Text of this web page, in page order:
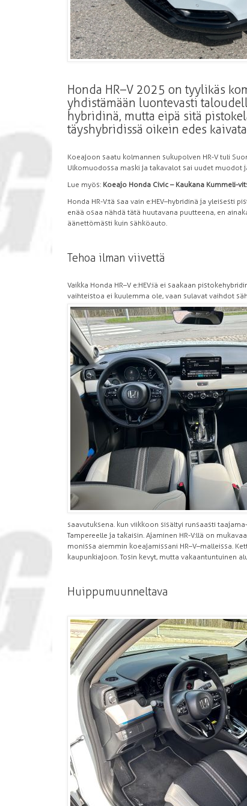
Honda HR–V 2025 on tyylikäs
yhdistämään luontevasti
hybridinä, mutta eipä sitä
täyshybridissä oikein edes
Koeajoon saatu kolmannen sukupolven HR-V tuli
Ulkomuodossa maski ja takavalot sai uudet muodot
Lue myös: Koeajo Honda Civic – Kaukana Kummeli-
Honda HR-V:tä saa vain e:HEV–hybridinä ja yleisesti
enää osaa nähdä tätä huutavana puutteena, en
äänettömästi kuin sähköauto.
Tehoa ilman viivettä
Vaikka Honda HR–V e:HEV:iä ei saakaan
vaihteistoa ei kuulemma ole, vaan sulavat vaihdot
saavutuksena. kun viikkoon sisältyi runsaasti
Tampereelle ja takaisin. Ajaminen HR-V:llä on
monissa aiemmin koeajamissani HR–V–malleissa.
kaupunkiajoon. Tosin kevyt, mutta vakaantuntuinen
Huippumuunneltava